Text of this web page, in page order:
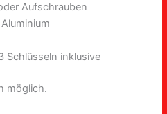
Aufschrauben
Schlüsseln inklusive
möglich.